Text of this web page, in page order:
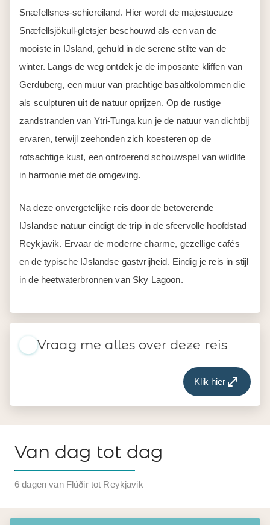
Snæfellsnes-schiereiland. Hier wordt de majestueuze
Snæfellsjökull-gletsjer beschouwd als een van de
mooiste in IJsland, gehuld in de serene stilte van de
winter. Langs de weg ontdek je de imposante kliffen van
Gerduberg, een muur van prachtige basaltkolommen die
als sculpturen uit de natuur oprijzen. Op de rustige
zandstranden van Ytri-Tunga kun je de natuur van dichtbij
ervaren, terwijl zeehonden zich koesteren op de
rotsachtige kust, een ontroerend schouwspel van wildlife
in harmonie met de omgeving.
Na deze onvergetelijke reis door de betoverende
IJslandse natuur eindigt de trip in de sfeervolle hoofdstad
Reykjavik. Ervaar de moderne charme, gezellige cafés
en de typische IJslandse gastvrijheid. Eindig je reis in stijl
in de heetwaterbronnen van Sky Lagoon.
Vraag me alles over deze reis
Klik hier
Van dag tot dag
6 dagen van Flúðir tot Reykjavik